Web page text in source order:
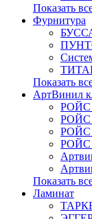
Показать
Фурнитура
Показать
АртВинил
РОЙС
РОЙС
РОЙС
РОЙС
Показать
Ламинат